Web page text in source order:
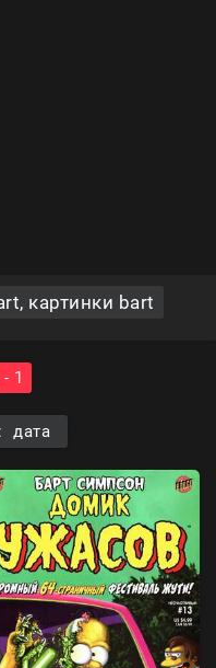
картинки bart
1
дата